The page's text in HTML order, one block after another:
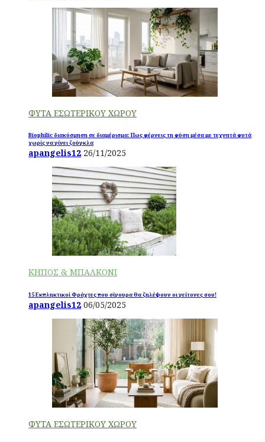
ΦΥΤΑ ΕΣΩΤΕΡΙΚΟΥ ΧΩΡΟΥ
Biophilic διακόσμηση σε διαμέρισμα: Πως φέρνεις τη φύση μέσα με τεχνητά φυτά
χωρίς να γίνει ζούγκλα
apangelis12 26/11/2025
ΚΗΠΟΣ & ΜΠΑΛΚΟΝΙ
15 Εκπληκτικοί Φράχτες που σίγουρα θα ζηλέψουν οι γείτονες σου!
apangelis12 06/05/2025
ΦΥΤΑ ΕΣΩΤΕΡΙΚΟΥ ΧΩΡΟΥ